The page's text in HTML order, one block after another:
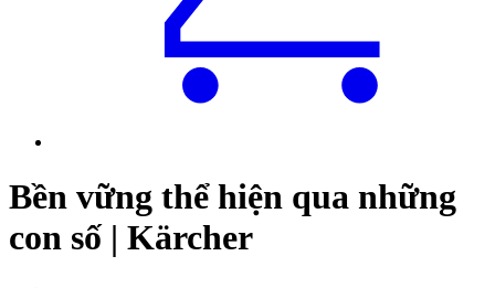
Bền vững thể hiện qua những
con số | Kärcher